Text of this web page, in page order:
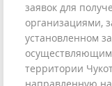
заявок для
организациями,
установленном
территории